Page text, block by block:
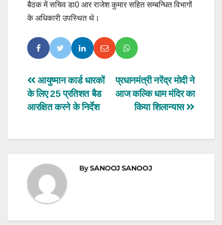
बैठक में सचिव डा0 आर राजेश कुमार सहित सम्बन्धित विभागों
के अधिकारी उपस्थित थे।
Post
navigation
प्रधानमंत्री नरेंद्र मोदी ने
आज कल्कि धाम मंदिर का
किया शिलान्यास
आयुष्मान कार्ड धारकों
के लिए 25 प्रतिशत बैड
आरक्षित करने के निर्देश
BySANOOJ SANOOJ